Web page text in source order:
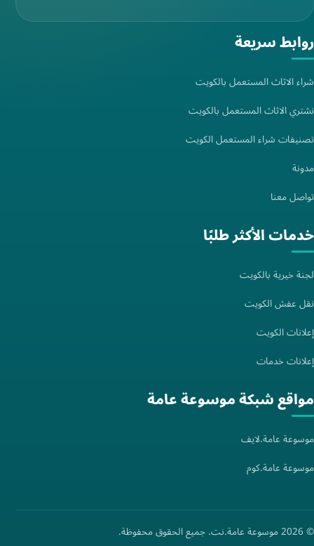
روابط سريعة
شراء الاثاث المستعمل بالكويت
نشتري الاثاث المستعمل بالكويت
تصنيفات شراء المستعمل الكويت
مدونة
تواصل معنا
خدمات الأكثر طلبًا
لجنة خيرية بالكويت
نقل عفش الكويت
إعلانات الكويت
إعلانات خدمات
مواقع شبكة موسوعة عامة
موسوعة عامة.لايف
موسوعة عامة.كوم
© 2026 موسوعة عامة.نت. جميع الحقوق محفوظة.